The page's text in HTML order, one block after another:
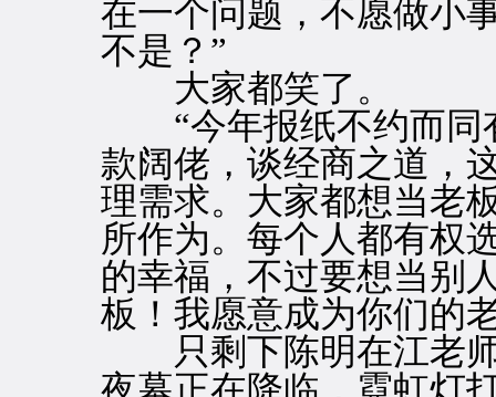
在一个问题，不愿做小
不是？”
大家都笑了。
“今年报纸不约而同
款阔佬，谈经商之道，
理需求。大家都想当老
所作为。每个人都有权
的幸福，不过要想当别
板！我愿意成为你们的
只剩下陈明在江老师